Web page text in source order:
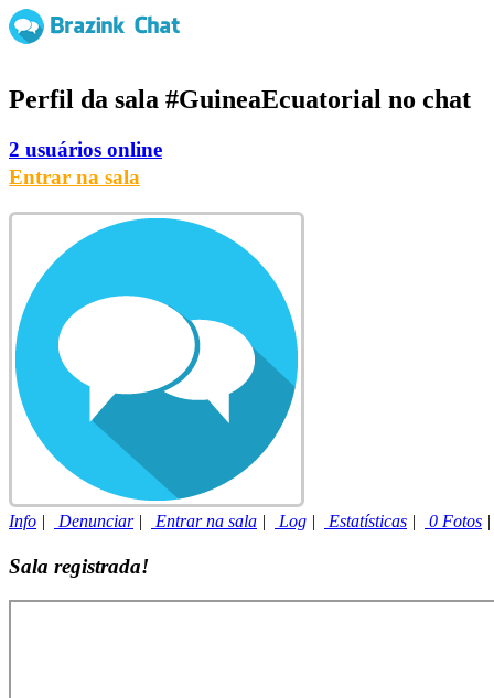
Perfil da sala #GuineaEcuatorial no chat
2 usuários online
Entrar na sala
Info | Denunciar| Entrar na sala | Log | Estatísticas | 0 Fotos
Sala registrada!